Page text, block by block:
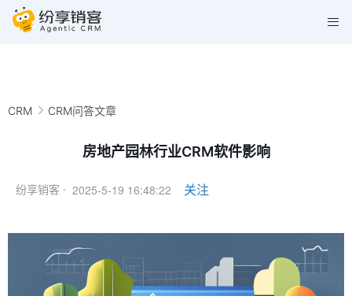
CRM CRM问答文章
房地产园林行业CRM软件影响
纷享销客 · 2025-5-19 16:48:22 关注